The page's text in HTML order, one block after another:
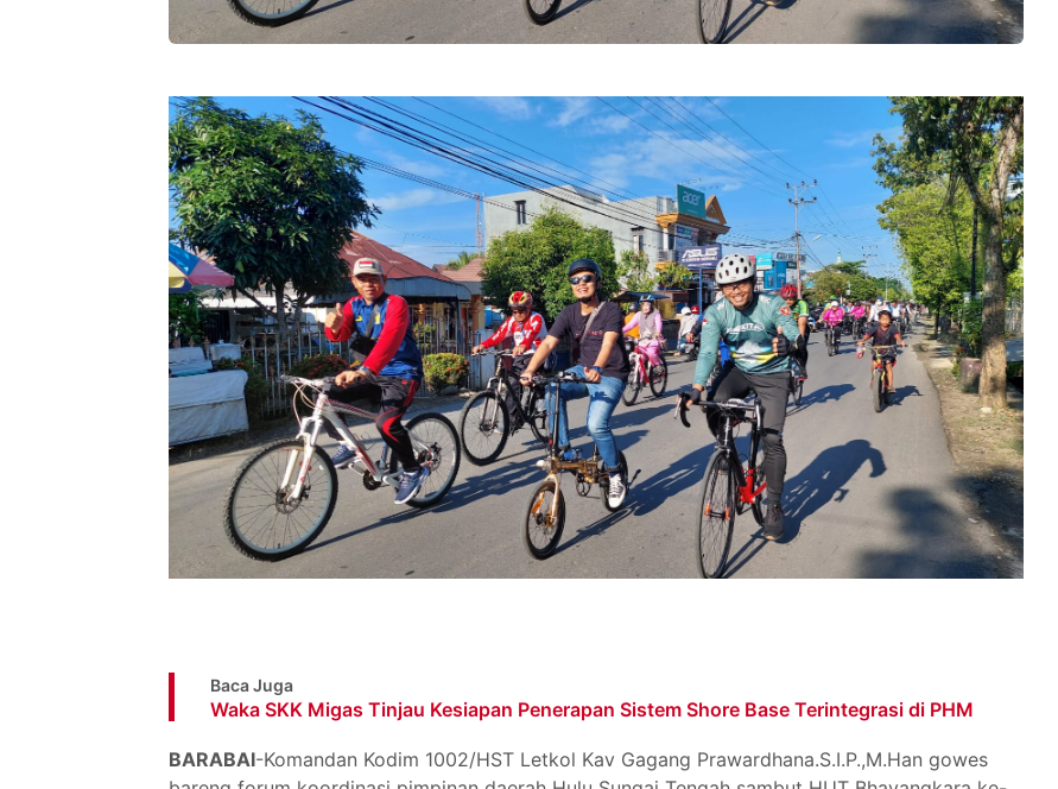
Baca Juga
Waka SKK Migas Tinjau Kesiapan Penerapan Sistem Shore Base Terintegrasi di PHM
BARABAI-Komandan Kodim 1002/HST Letkol Kav Gagang Prawardhana.S.I.P.,M.Han gowes